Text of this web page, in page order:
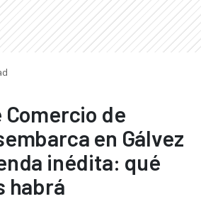
Comercio de
en Gálvez
inédita: qué
habrá